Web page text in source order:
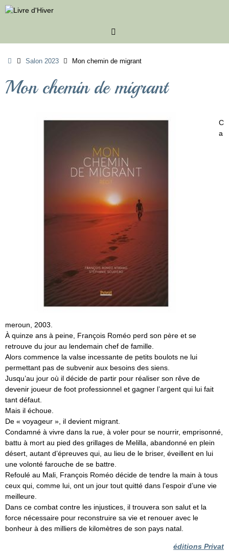
Passer
au
AccueilSalon 2023 Mon chemin de migrant
Mon chemin de migrant
C
a
meroun, 2003.
À quinze ans à peine, François Roméo perd son père et se
retrouve du jour au lendemain chef de famille.
Alors commence la valse incessante de petits boulots ne lui
permettant pas de subvenir aux besoins des siens.
Jusqu’au jour où il décide de partir pour réaliser son rêve de
devenir joueur de foot professionnel et gagner l’argent qui lui fait
tant défaut.
Mais il échoue.
De « voyageur », il devient migrant.
Condamné à vivre dans la rue, à voler pour se nourrir, emprisonné,
battu à mort au pied des grillages de Melilla, abandonné en plein
désert, autant d’épreuves qui, au lieu de le briser, éveillent en lui
une volonté farouche de se battre.
Refoulé au Mali, François Roméo décide de tendre la main à tous
ceux qui, comme lui, ont un jour tout quitté dans l’espoir d’une vie
meilleure.
Dans ce combat contre les injustices, il trouvera son salut et la
force nécessaire pour reconstruire sa vie et renouer avec le
bonheur à des milliers de kilomètres de son pays natal.
éditions Privat